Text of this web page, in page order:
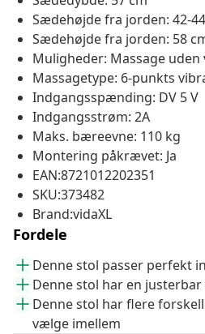
Sædehøjde fra jorden: 42-
Sædehøjde fra jorden: 58
Muligheder: Massage uden
Massagetype: 6-punkts
Indgangsspænding: DV 5 V
Indgangsstrøm: 2A
Maks. bæreevne: 110 kg
Montering påkrævet: Ja
EAN:8721012202351
SKU:373482
Brand:vidaXL
Fordele
Denne stol passer perfekt
Denne stol har en
Denne stol har flere
vælge imellem